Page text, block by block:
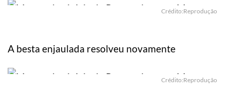
Crédito:Reprodução
A besta enjaulada resolveu novamente
Crédito:Reprodução